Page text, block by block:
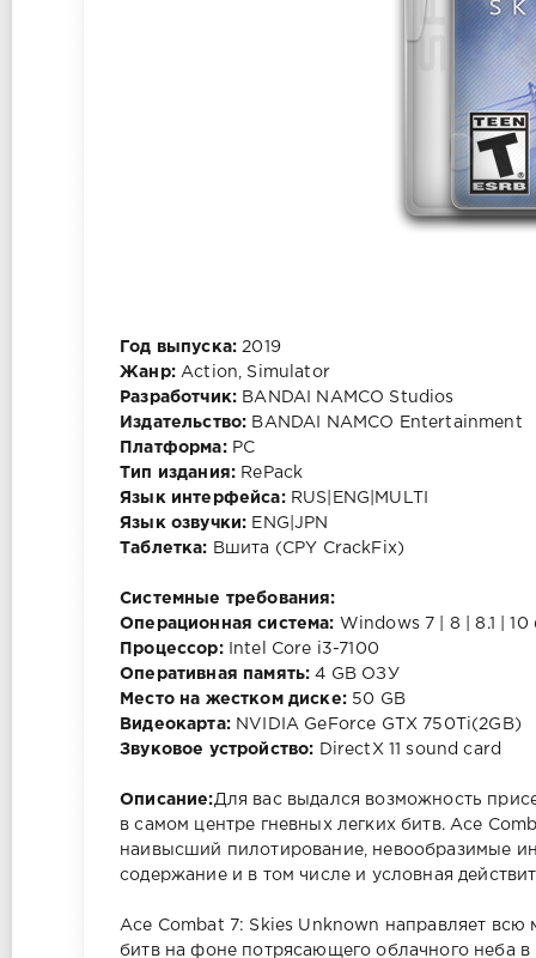
Год выпуска: 2019
Жанр:Action, Simulator
Разработчик: BANDAI NAMCO Studios
Издательство: BANDAI NAMCO Entertainment
Платформа:PC
Тип издания: RePack
Язык интерфейса:RUS|ENG|MULTI
Язык озвучки: ENG|JPN
Таблетка: Вшита (CPY CrackFix)
Системные требования:
Операционная система: Windows 7 | 8 | 8.1 |
Процессор:Intel Core i3-7100
Оперативная память: 4 GB ОЗУ
Место на жестком диске:50 GB
Видеокарта:NVIDIA GeForce GTX 750Ti(2GB)
Звуковое устройство: DirectX 11 sound card
Описание:Для вас выдался возможность
в самом центре гневных легких битв. Ace
наивысший пилотирование, невообразимые
содержание и в том числе и условная
Ace Combat 7: Skies Unknown направляет
битв на фоне потрясающего облачного неба